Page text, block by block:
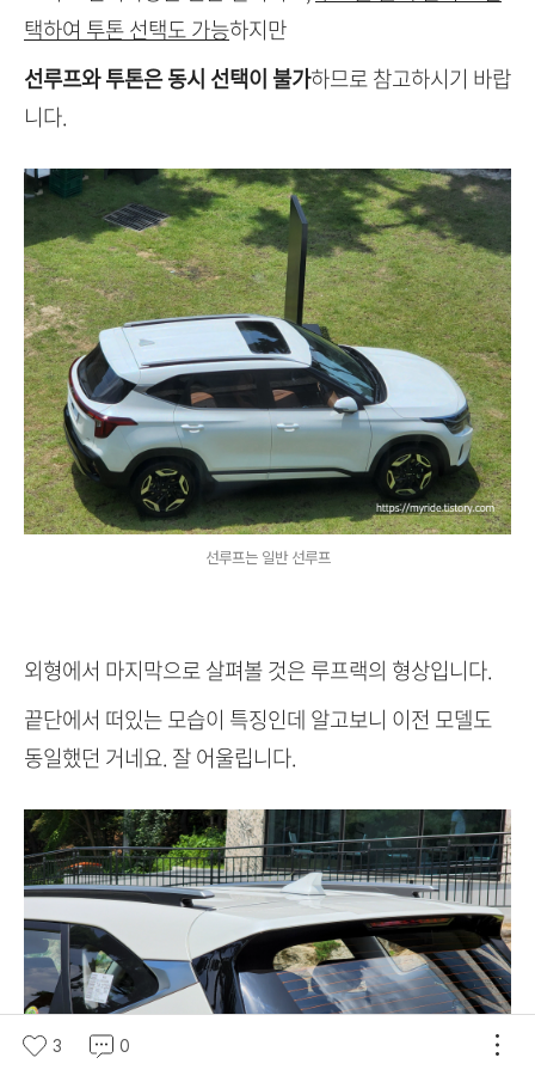
택하여 투톤 선택도 가능하지만
선루프와 투톤은 동시 선택이 불가하므로 참고하시기 바랍
니다.
선루프는 일반 선루프
외형에서 마지막으로 살펴볼 것은 루프랙의 형상입니다.
끝단에서 떠있는 모습이 특징인데 알고보니 이전 모델도
동일했던 거네요. 잘 어울립니다.
3 0